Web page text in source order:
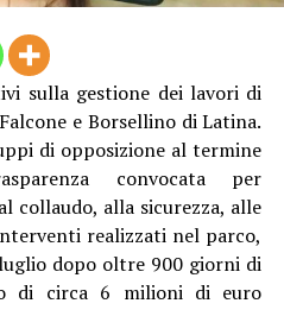
sulla gestione dei lavori di
e Borsellino di Latina.
di opposizione al termine
convocata per
collaudo, alla sicurezza, alle
realizzati nel parco,
dopo oltre 900 giorni di
di circa 6 milioni di euro